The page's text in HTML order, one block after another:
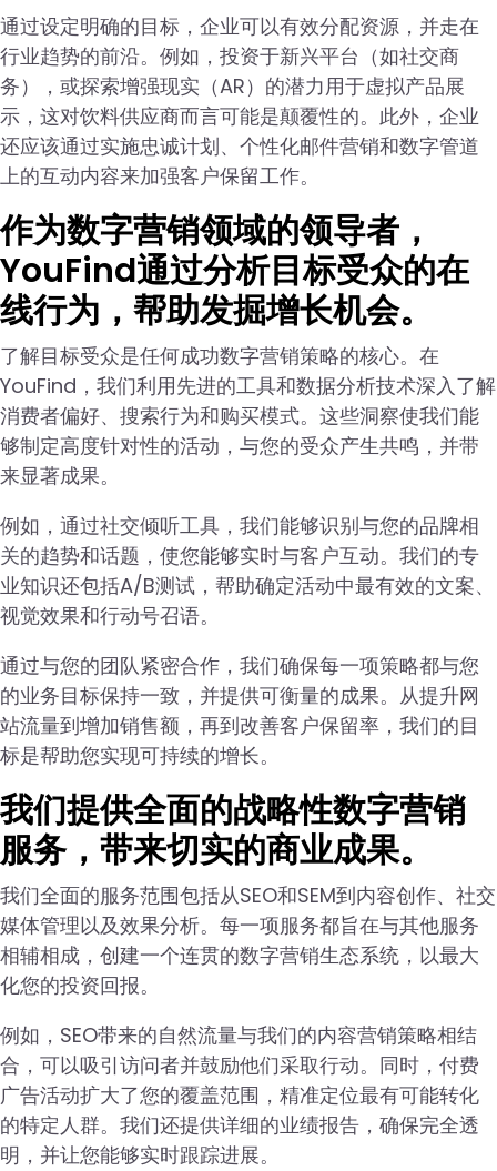
通过设定明确的目标，企业可以有效分配资源，并走在
行业趋势的前沿。例如，投资于新兴平台（如社交商
务），或探索增强现实（AR）的潜力用于虚拟产品展
示，这对饮料供应商而言可能是颠覆性的。此外，企业
还应该通过实施忠诚计划、个性化邮件营销和数字管道
上的互动内容来加强客户保留工作。
作为数字营销领域的领导者，
YouFind通过分析目标受众的在
线行为，帮助发掘增长机会。
了解目标受众是任何成功数字营销策略的核心。在
YouFind，我们利用先进的工具和数据分析技术深入了解
消费者偏好、搜索行为和购买模式。这些洞察使我们能
够制定高度针对性的活动，与您的受众产生共鸣，并带
来显著成果。
例如，通过社交倾听工具，我们能够识别与您的品牌相
关的趋势和话题，使您能够实时与客户互动。我们的专
业知识还包括A/B测试，帮助确定活动中最有效的文案、
视觉效果和行动号召语。
通过与您的团队紧密合作，我们确保每一项策略都与您
的业务目标保持一致，并提供可衡量的成果。从提升网
站流量到增加销售额，再到改善客户保留率，我们的目
标是帮助您实现可持续的增长。
我们提供全面的战略性数字营销
服务，带来切实的商业成果。
我们全面的服务范围包括从SEO和SEM到内容创作、社交
媒体管理以及效果分析。每一项服务都旨在与其他服务
相辅相成，创建一个连贯的数字营销生态系统，以最大
化您的投资回报。
例如，SEO带来的自然流量与我们的内容营销策略相结
合，可以吸引访问者并鼓励他们采取行动。同时，付费
广告活动扩大了您的覆盖范围，精准定位最有可能转化
的特定人群。我们还提供详细的业绩报告，确保完全透
明，并让您能够实时跟踪进展。